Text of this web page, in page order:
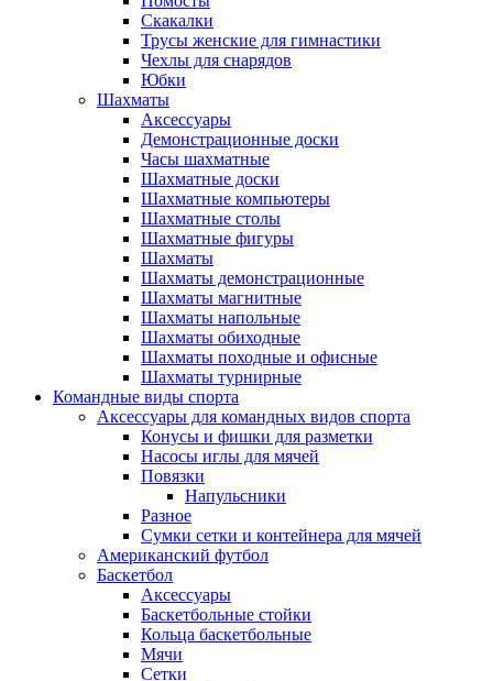
Скакалки
Трусы женские для гимнастики
Чехлы для снарядов
Юбки
Шахматы
Аксессуары
Демонстрационные доски
Часы шахматные
Шахматные доски
Шахматные компьютеры
Шахматные столы
Шахматные фигуры
Шахматы
Шахматы демонстрационные
Шахматы магнитные
Шахматы напольные
Шахматы обиходные
Шахматы походные и офисные
Шахматы турнирные
Командные виды спорта
Аксессуары для командных видов спорта
Конусы и фишки для разметки
Насосы иглы для мячей
Повязки
Напульсники
Разное
Сумки сетки и контейнера для мячей
Американский футбол
Баскетбол
Аксессуары
Баскетбольные стойки
Кольца баскетбольные
Мячи
Сетки